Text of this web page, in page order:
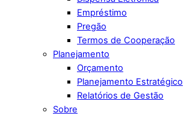
Empréstimo
Pregão
Termos de Cooperação
Planejamento
Orçamento
Planejamento Estratégico
Relatórios de Gestão
Sobre